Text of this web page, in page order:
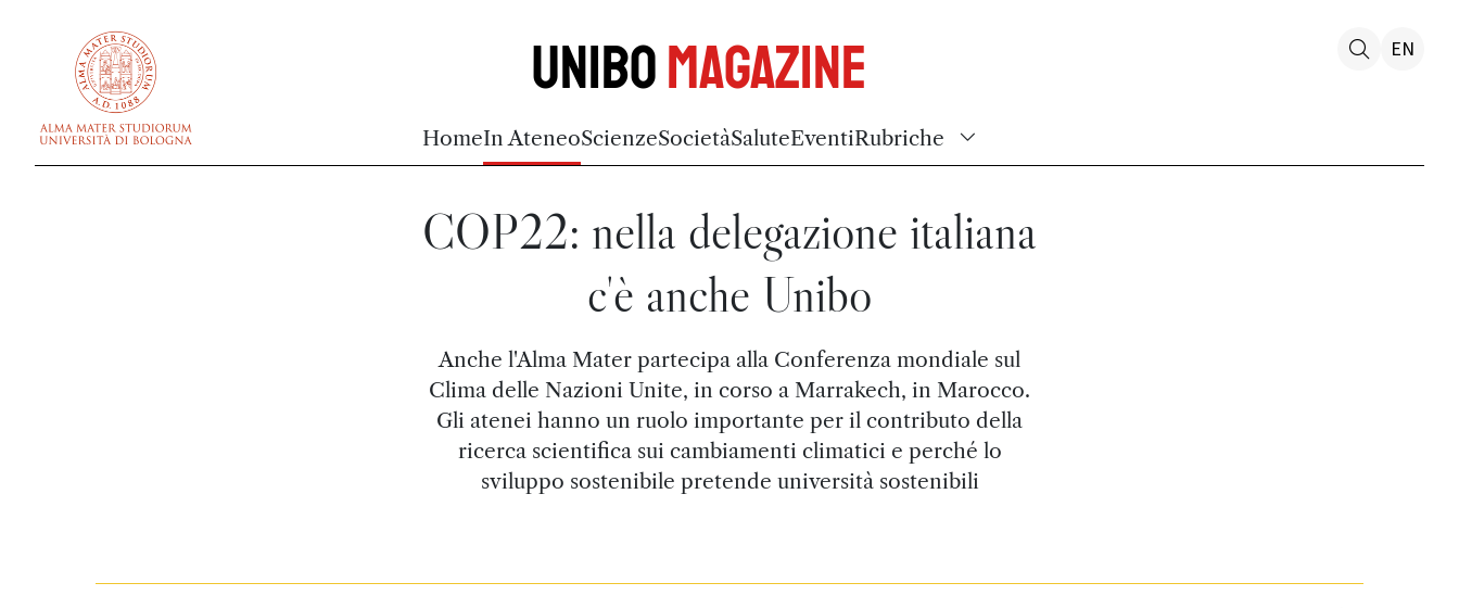
UniboMagazine
HomeIn AteneoScienzeSocietàSaluteEventiRubriche
EN
COP22: nella delegazione italiana
c'è anche Unibo
Anche l'Alma Mater partecipa alla Conferenza mondiale sul
Clima delle Nazioni Unite, in corso a Marrakech, in Marocco.
Gli atenei hanno un ruolo importante per il contributo della
ricerca scientifica sui cambiamenti climatici e perché lo
sviluppo sostenibile pretende università sostenibili